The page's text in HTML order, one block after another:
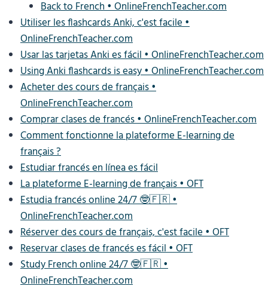
Back to French • OnlineFrenchTeacher.com
Utiliser les flashcards Anki, c'est facile •
OnlineFrenchTeacher.com
Usar las tarjetas Anki es fácil • OnlineFrenchTeacher.com
Using Anki flashcards is easy • OnlineFrenchTeacher.com
Acheter des cours de français •
OnlineFrenchTeacher.com
Comprar clases de francés • OnlineFrenchTeacher.com
Comment fonctionne la plateforme E-learning de
français ?
Estudiar francés en línea es fácil
La plateforme E-learning de français • OFT
Estudia francés online 24/7 🤓🇫🇷 •
OnlineFrenchTeacher.com
Réserver des cours de français, c'est facile • OFT
Reservar clases de francés es fácil • OFT
Study French online 24/7 🤓🇫🇷 •
OnlineFrenchTeacher.com